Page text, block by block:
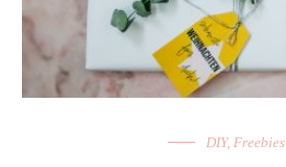
DIY, Freebies